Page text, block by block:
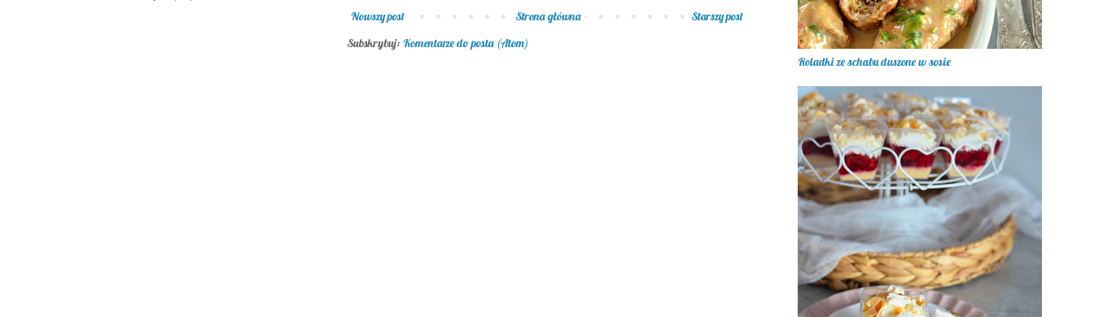
Nowszy post Starszy post
Strona główna
Subskrybuj: Komentarze do posta (Atom)
Roladki ze schabu duszone w sosie